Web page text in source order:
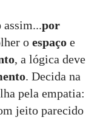
assim...por
o espaço e
, a lógica deve
. Decida na
pela empatia:
jeito parecido